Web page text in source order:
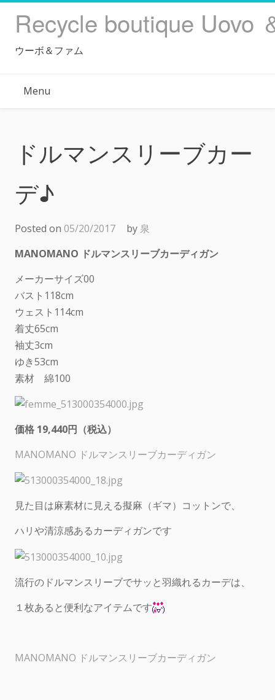
Recycle boutique Uovo
ウーボ＆ファム
Menu
ドルマンスリーブカー
デ♪
Posted on 05/20/2017 by 泉
MANOMANO ドルマンスリーブカーディガン
メーカーサイズ00
バスト118cm
ウェスト114cm
着丈65cm
袖丈3cm
ゆき53cm
素材 綿100
価格 19,440円（税込）
MANOMANO ドルマンスリーブカーディガン
見た目は麻素材に見える擬麻（ギマ）コットンで、
ハリや清涼感あるカーディガンです
流行のドルマンスリーブでサッと羽織れるカーデは、
１枚あると便利なアイテムです
MANOMANO ドルマンスリーブカーディガン